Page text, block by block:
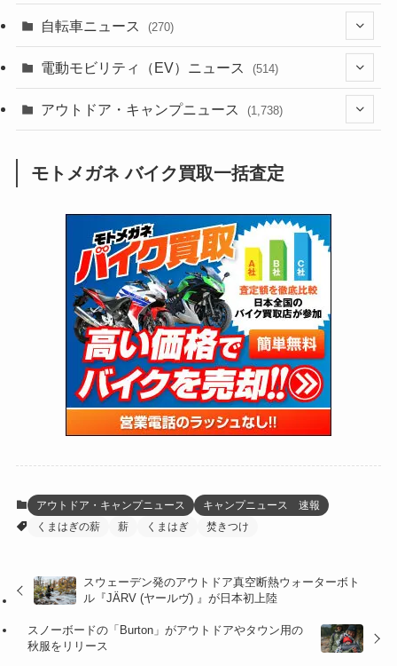
(639)
(118)
(60)
(31)
(51)
(34)
(5)
(12)
(64)
(109)
(252)
(38)
(24)
(16)
(25)
(24)
(47)
(15)
(5)
(249)
(64)
(16)
(62)
(4)
(6)
(17)
(5)
(27)
(306)
(6,957)
(2,473)
(249)
(1,226)
(12)
(131)
(38)
(131)
(167)
(85)
(21)
(61)
(171)
(98)
(13)
(60)
(274)
(171)
(38)
(47)
(59)
(41)
(47)
(1)
(66)
(16)
(141)
(255)
(204)
(1,142)
(166)
(23)
(33)
(34)
(35)
(41)
(415)
(16)
(186)
(137)
(74)
(2,744)
(126)
(170)
自転車ニュース (270)
(54)
(211)
電動モビリティ（EV）ニュース (514)
(132)
(171)
(118)
(27)
アウトドア・キャンプニュース (1,738)
(1,605)
(147)
(13)
(19)
(12)
(16)
(4)
(16)
モトメガネ バイク買取一括査定
アウトドア・キャンプニュース
キャンプニュース 速報
くまはぎの薪
薪 くまはぎ 焚きつけ
スウェーデン発のアウトドア真空断熱ウォーターボト
ル『JÄRV (ヤールヴ) 』が日本初上陸
スノーボードの「Burton」がアウトドアやタウン用の
秋服をリリース